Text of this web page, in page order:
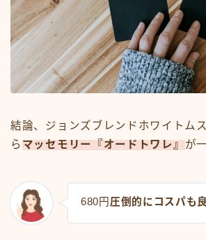
結論、ジョンズブレンドホワイトム
ら マッセモリー『オードトワレ』 が
680円 圧倒的にコスパも